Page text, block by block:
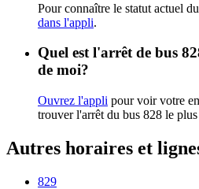
Pour connaître le statut actuel
dans l'appli.
Quel est l'arrêt de bus
de moi?
Ouvrez l'appli pour voir votre
trouver l'arrêt du bus 828 le
Autres horaires et
829